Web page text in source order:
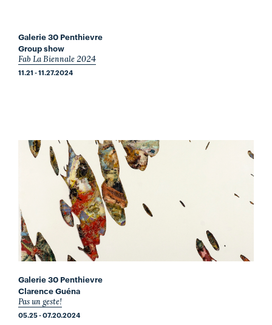
Galerie 30 Penthievre
Group show
Fab La Biennale 2024
11.21 - 11.27.2024
Galerie 30 Penthievre
Clarence Guéna
Pas un geste!
05.25 - 07.20.2024